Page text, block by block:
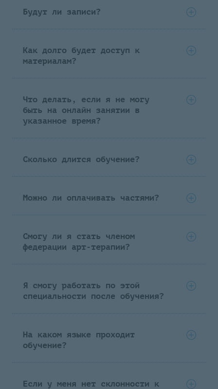
Будут ли записи?
Как долго будет доступ к
материалам?
Что делать, если я не могу
быть на онлайн занятии в
указанное время?
Сколько длится обучение?
Можно ли оплачивать частями?
Смогу ли я стать членом
федерации арт-терапии?
Я смогу работать по этой
специальности после обучения?
На каком языке проходит
обучение?
Если у меня нет склонности к